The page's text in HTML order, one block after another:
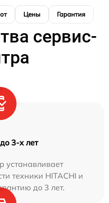
Цены Гарантия
сервис-
3-х лет
устанавливает
техники HITACHI и
до 3 лет.